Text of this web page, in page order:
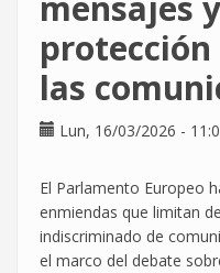
las
Lun, 16/03/2026 -
El Parlamento Europeo
enmiendas que limitan
indiscriminado de
el marco del debate